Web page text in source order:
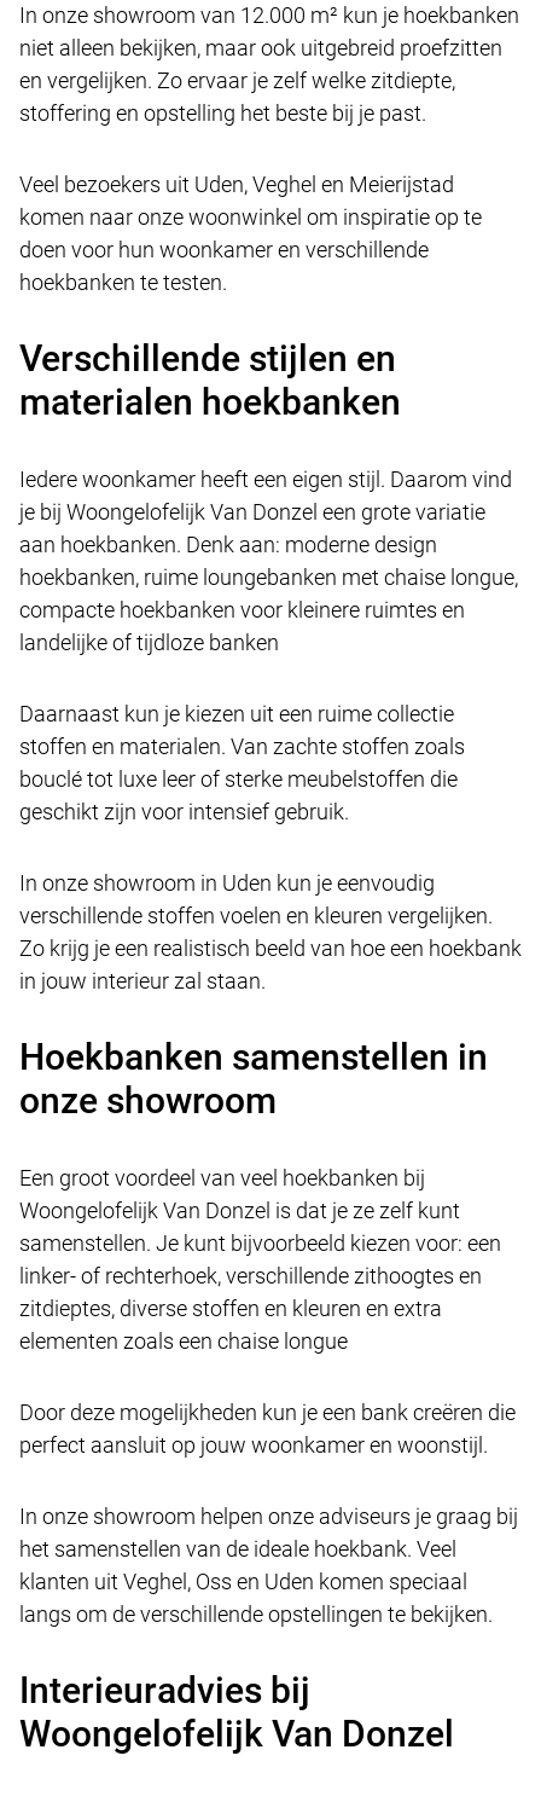
In onze showroom van 12.000 m² kun je hoekbanken
niet alleen bekijken, maar ook uitgebreid proefzitten
en vergelijken. Zo ervaar je zelf welke zitdiepte,
stoffering en opstelling het beste bij je past.
Veel bezoekers uit Uden, Veghel en Meierijstad
komen naar onze woonwinkel om inspiratie op te
doen voor hun woonkamer en verschillende
hoekbanken te testen.
Verschillende stijlen en
materialen hoekbanken
Iedere woonkamer heeft een eigen stijl. Daarom vind
je bij Woongelofelijk Van Donzel een grote variatie
aan hoekbanken. Denk aan: moderne design
hoekbanken, ruime loungebanken met chaise longue,
compacte hoekbanken voor kleinere ruimtes en
landelijke of tijdloze banken
Daarnaast kun je kiezen uit een ruime collectie
stoffen en materialen. Van zachte stoffen zoals
bouclé tot luxe leer of sterke meubelstoffen die
geschikt zijn voor intensief gebruik.
In onze showroom in Uden kun je eenvoudig
verschillende stoffen voelen en kleuren vergelijken.
Zo krijg je een realistisch beeld van hoe een hoekbank
in jouw interieur zal staan.
Hoekbanken samenstellen in
onze showroom
Een groot voordeel van veel hoekbanken bij
Woongelofelijk Van Donzel is dat je ze zelf kunt
samenstellen. Je kunt bijvoorbeeld kiezen voor: een
linker- of rechterhoek, verschillende zithoogtes en
zitdieptes, diverse stoffen en kleuren en extra
elementen zoals een chaise longue
Door deze mogelijkheden kun je een bank creëren die
perfect aansluit op jouw woonkamer en woonstijl.
In onze showroom helpen onze adviseurs je graag bij
het samenstellen van de ideale hoekbank. Veel
klanten uit Veghel, Oss en Uden komen speciaal
langs om de verschillende opstellingen te bekijken.
Interieuradvies bij
Woongelofelijk Van Donzel